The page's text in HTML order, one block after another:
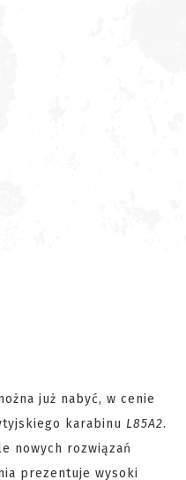
już nabyć, w cenie
karabinu L85A2.
nowych rozwiązań
prezentuje wysoki